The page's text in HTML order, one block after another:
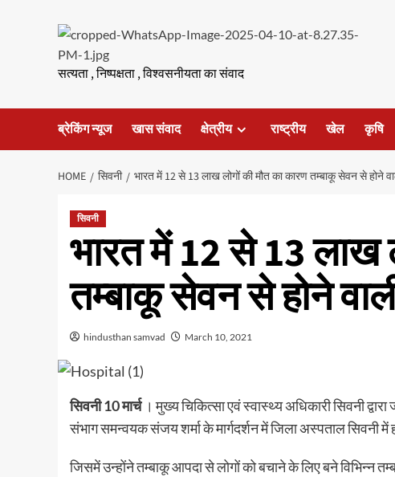
सत्यता , निष्पक्षता , विश्वसनीयता का संवाद
ब्रेकिंग न्यूज खास संवाद क्षेत्रीय राष्ट्रीय खेल कृषि
HOME सिवनी भारत में 12 से 13 लाख लोगों की मौत का कारण तम्बाकू सेवन से होने
सिवनी
भारत में 12 से 13 लाख
तम्बाकू सेवन से होने
hindusthan samvad March 10, 2021
सिवनी 10 मार्च । मुख्य चिकित्सा एवं स्वास्थ्य अधिकारी सिवनी
संभाग समन्वयक संजय शर्मा के मार्गदर्शन में जिला अस्पताल सिवनी में
जिसमें उन्होंने तम्बाकू आपदा से लोगों को बचाने के लिए बने विभिन्न